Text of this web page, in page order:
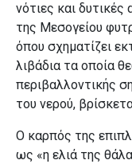
νότιες και
της Μεσογείου
όπου σχηματίζει
λιβάδια τα οποία
περιβαλλοντικής
του νερού,
Ο καρπός της
ως «η ελιά της